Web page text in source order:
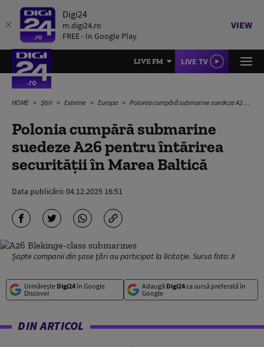
Digi24
m.digi24.ro
FREE - In Google Play
VIEW
LIVE FM LIVE TV
HOME Știri Externe Europa Polonia cumpără submarine suedeze A26 pentru întărirea securității în Marea Baltică
Polonia cumpără submarine
suedeze A26 pentru întărirea
securității în Marea Baltică
Data publicării:04.12.2025 16:51
Șapte companii din șase țări au participat la licitație. Sursa foto: X
Urmărește Digi24în Google
Discover
Adaugă Digi24ca sursă preferată în
Google
DIN ARTICOL